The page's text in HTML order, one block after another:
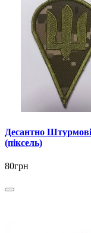
Десантно
(піксель)
80грн